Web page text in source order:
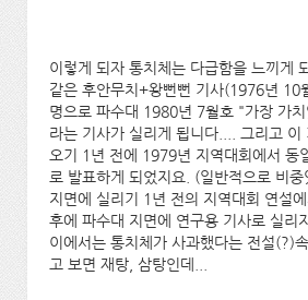
이렇게 되자 통치체는 다급함을 느끼게
같은 후안무치+왕뻔뻔 기사(1976년 10
명으로 파수대 1980년 7월호 "가장 가치
라는 기사가 실리게 됩니다.... 그리고 이
오기 1년 전에 1979년 지역대회에서 동
로 발표하게 되었지요. (일반적으로 비
지면에 실리기 1년 전의 지역대회 연설
후에 파수대 지면에 연구용 기사로 실리
이에서는 통치체가 사과했다는 전설(?)
고 보면 재탕, 삼탕인데...